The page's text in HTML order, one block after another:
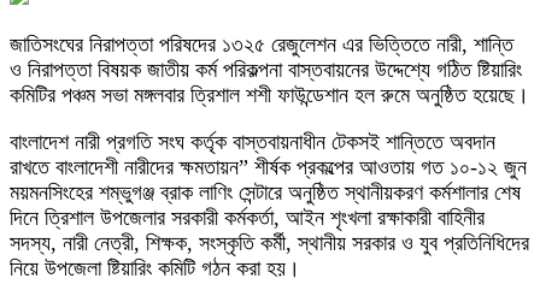
জাতিসংঘের নিরাপত্তা পরিষদের ১৩২৫ রেজুলেশন এর ভিত্তিতে নারী, শান্তি
ও নিরাপত্তা বিষয়ক জাতীয় কর্ম পরিকল্পনা বাস্তবায়নের উদ্দেশ্যে গঠিত ষ্টিয়ারিং
কমিটির পঞ্চম সভা মঙ্গলবার ত্রিশাল শশী ফাউন্ডেশান হল রুমে অনুষ্ঠিত হয়েছে।
বাংলাদেশ নারী প্রগতি সংঘ কর্তৃক বাস্তবায়নাধীন টেকসই শান্তিতে অবদান
রাখতে বাংলাদেশী নারীদের ক্ষমতায়ন” শীর্ষক প্রকল্পের আওতায় গত ১০-১২ জুন
ময়মনসিংহের শম্ভুগঞ্জ ব্রাক লাণিং সেন্টারে অনুষ্ঠিত স্থানীয়করণ কর্মশালার শেষ
দিনে ত্রিশাল উপজেলার সরকারী কর্মকর্তা, আইন শৃংখলা রক্ষাকারী বাহিনীর
সদস্য, নারী নেত্রী, শিক্ষক, সংস্কৃতি কর্মী, স্থানীয় সরকার ও যুব প্রতিনিধিদের
নিয়ে উপজেলা ষ্টিয়ারিং কমিটি গঠন করা হয়।